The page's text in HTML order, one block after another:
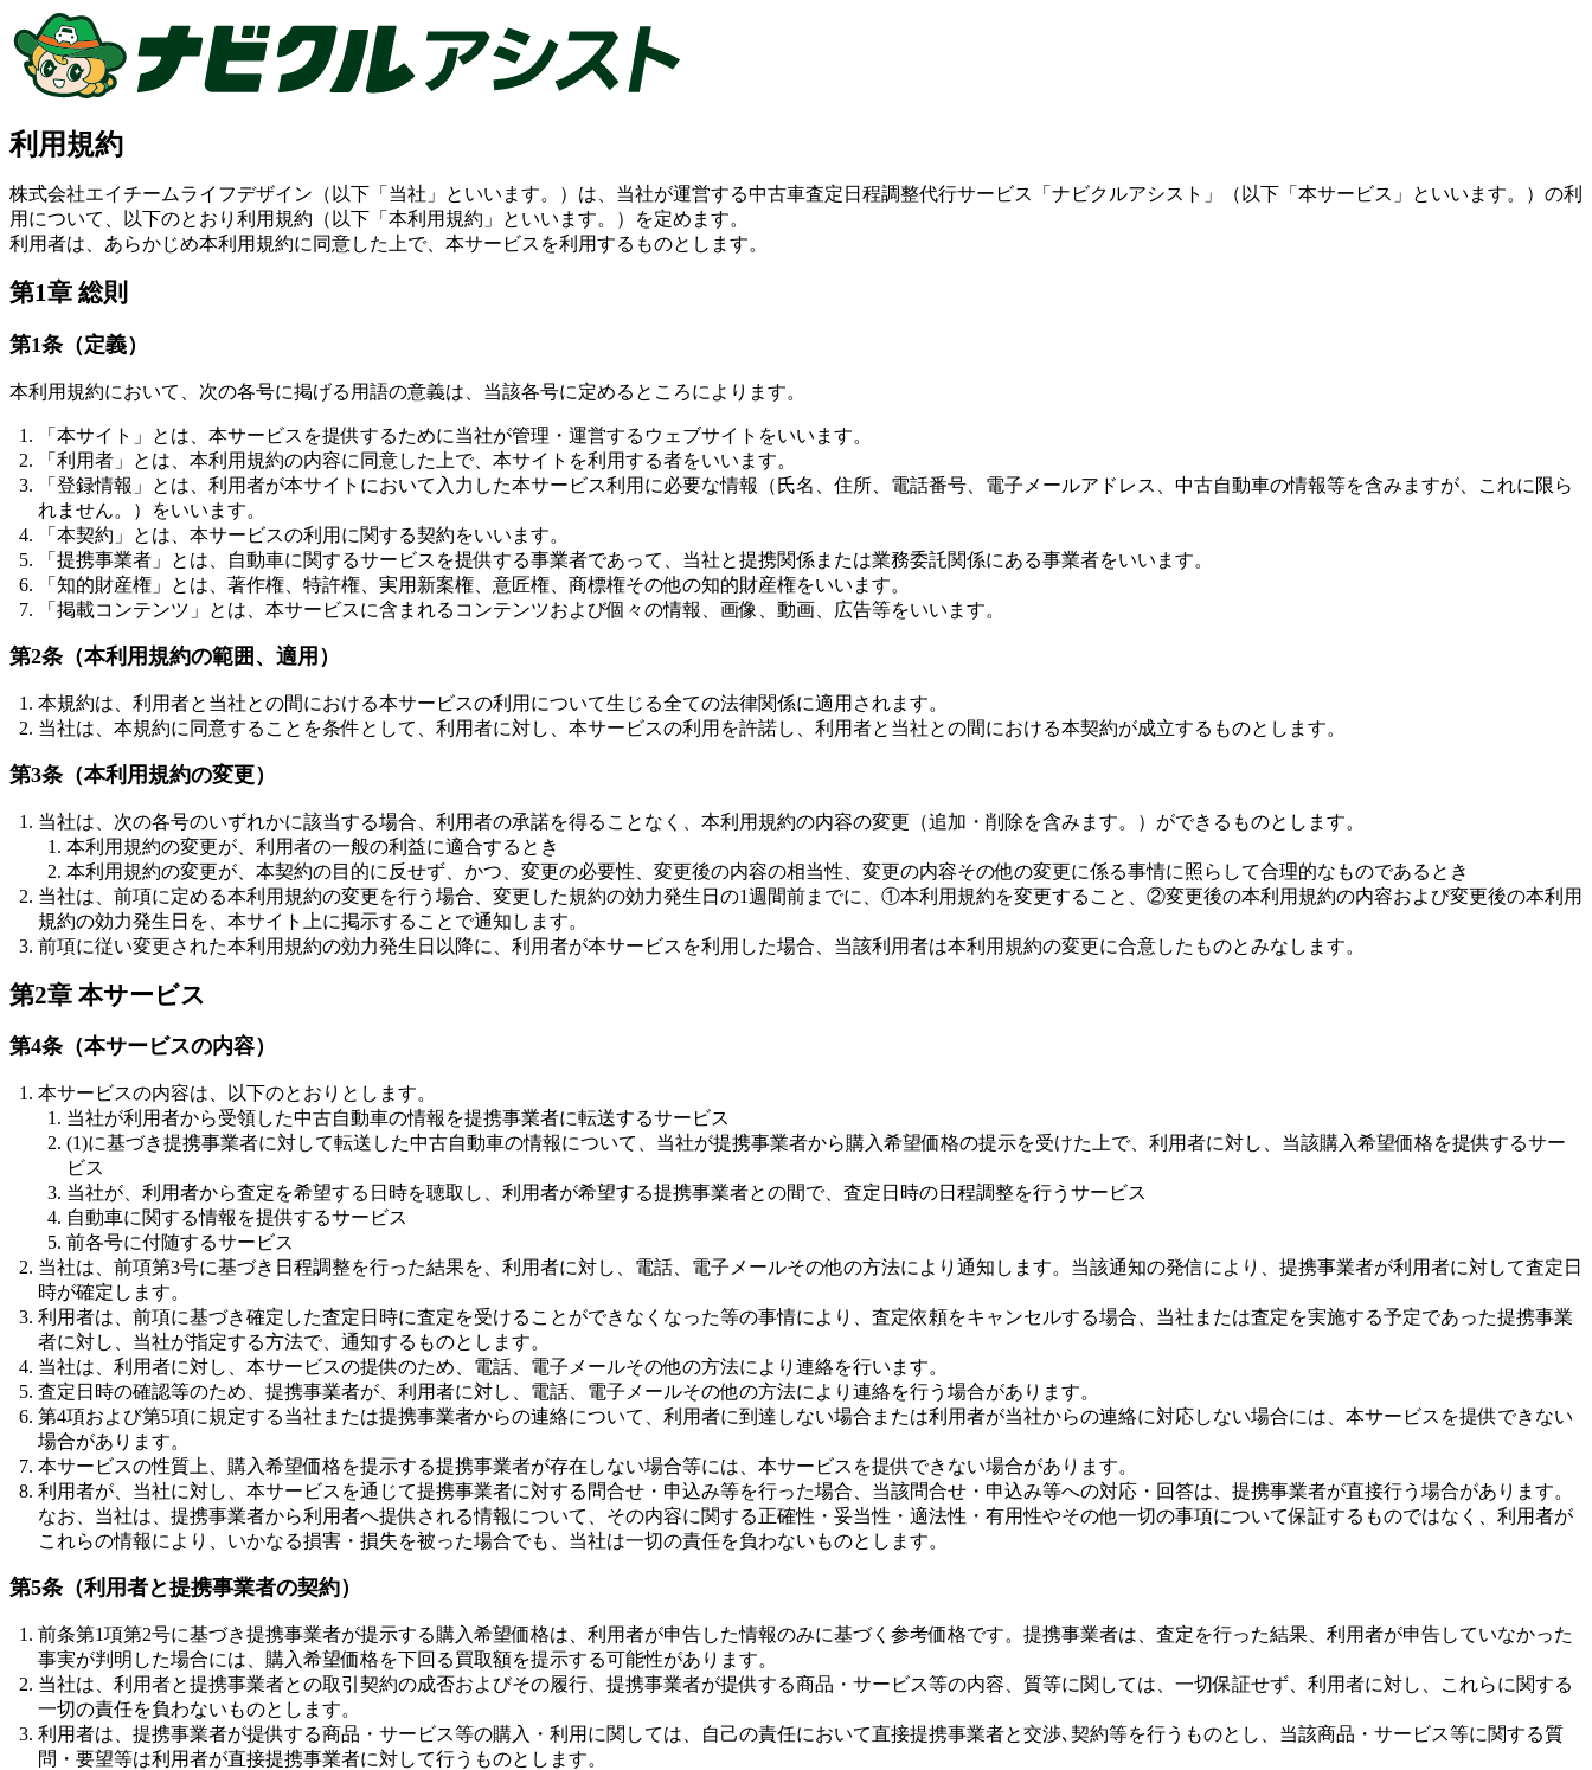
利用規約
株式会社エイチームライフデザイン（以下「当社」といいます。）は、当社が運営する中古車査定日程調整代行サービス「ナビクルアシスト」（以下「本サービス」といいます。）の利
用について、以下のとおり利用規約（以下「本利用規約」といいます。）を定めます。
利用者は、あらかじめ本利用規約に同意した上で、本サービスを利用するものとします。
第1章 総則
第1条（定義）
本利用規約において、次の各号に掲げる用語の意義は、当該各号に定めるところによります。
「本サイト」とは、本サービスを提供するために当社が管理・運営するウェブサイトをいいます。
「利用者」とは、本利用規約の内容に同意した上で、本サイトを利用する者をいいます。
「登録情報」とは、利用者が本サイトにおいて入力した本サービス利用に必要な情報（氏名、住所、電話番号、電子メールアドレス、中古自動車の情報等を含みますが、これに限ら
れません。）をいいます。
「本契約」とは、本サービスの利用に関する契約をいいます。
「提携事業者」とは、自動車に関するサービスを提供する事業者であって、当社と提携関係または業務委託関係にある事業者をいいます。
「知的財産権」とは、著作権、特許権、実用新案権、意匠権、商標権その他の知的財産権をいいます。
「掲載コンテンツ」とは、本サービスに含まれるコンテンツおよび個々の情報、画像、動画、広告等をいいます。
第2条（本利用規約の範囲、適用）
本規約は、利用者と当社との間における本サービスの利用について生じる全ての法律関係に適用されます。
当社は、本規約に同意することを条件として、利用者に対し、本サービスの利用を許諾し、利用者と当社との間における本契約が成立するものとします。
第3条（本利用規約の変更）
当社は、次の各号のいずれかに該当する場合、利用者の承諾を得ることなく、本利用規約の内容の変更（追加・削除を含みます。）ができるものとします。
本利用規約の変更が、利用者の一般の利益に適合するとき
本利用規約の変更が、本契約の目的に反せず、かつ、変更の必要性、変更後の内容の相当性、変更の内容その他の変更に係る事情に照らして合理的なものであるとき
当社は、前項に定める本利用規約の変更を行う場合、変更した規約の効力発生日の1週間前までに、①本利用規約を変更すること、②変更後の本利用規約の内容および変更後の本利用
規約の効力発生日を、本サイト上に掲示することで通知します。
前項に従い変更された本利用規約の効力発生日以降に、利用者が本サービスを利用した場合、当該利用者は本利用規約の変更に合意したものとみなします。
第2章 本サービス
第4条（本サービスの内容）
本サービスの内容は、以下のとおりとします。
当社が利用者から受領した中古自動車の情報を提携事業者に転送するサービス
(1)に基づき提携事業者に対して転送した中古自動車の情報について、当社が提携事業者から購入希望価格の提示を受けた上で、利用者に対し、当該購入希望価格を提供するサー
ビス
当社が、利用者から査定を希望する日時を聴取し、利用者が希望する提携事業者との間で、査定日時の日程調整を行うサービス
自動車に関する情報を提供するサービス
前各号に付随するサービス
当社は、前項第3号に基づき日程調整を行った結果を、利用者に対し、電話、電子メールその他の方法により通知します。当該通知の発信により、提携事業者が利用者に対して査定日
時が確定します。
利用者は、前項に基づき確定した査定日時に査定を受けることができなくなった等の事情により、査定依頼をキャンセルする場合、当社または査定を実施する予定であった提携事業
者に対し、当社が指定する方法で、通知するものとします。
当社は、利用者に対し、本サービスの提供のため、電話、電子メールその他の方法により連絡を行います。
査定日時の確認等のため、提携事業者が、利用者に対し、電話、電子メールその他の方法により連絡を行う場合があります。
第4項および第5項に規定する当社または提携事業者からの連絡について、利用者に到達しない場合または利用者が当社からの連絡に対応しない場合には、本サービスを提供できない
場合があります。
本サービスの性質上、購入希望価格を提示する提携事業者が存在しない場合等には、本サービスを提供できない場合があります。
利用者が、当社に対し、本サービスを通じて提携事業者に対する問合せ・申込み等を行った場合、当該問合せ・申込み等への対応・回答は、提携事業者が直接行う場合があります。
なお、当社は、提携事業者から利用者へ提供される情報について、その内容に関する正確性・妥当性・適法性・有用性やその他一切の事項について保証するものではなく、利用者が
これらの情報により、いかなる損害・損失を被った場合でも、当社は一切の責任を負わないものとします。
第5条（利用者と提携事業者の契約）
前条第1項第2号に基づき提携事業者が提示する購入希望価格は、利用者が申告した情報のみに基づく参考価格です。提携事業者は、査定を行った結果、利用者が申告していなかった
事実が判明した場合には、購入希望価格を下回る買取額を提示する可能性があります。
当社は、利用者と提携事業者との取引契約の成否およびその履行、提携事業者が提供する商品・サービス等の内容、質等に関しては、一切保証せず、利用者に対し、これらに関する
一切の責任を負わないものとします。
利用者は、提携事業者が提供する商品・サービス等の購入・利用に関しては、自己の責任において直接提携事業者と交渉､契約等を行うものとし、当該商品・サービス等に関する質
問・要望等は利用者が直接提携事業者に対して行うものとします。